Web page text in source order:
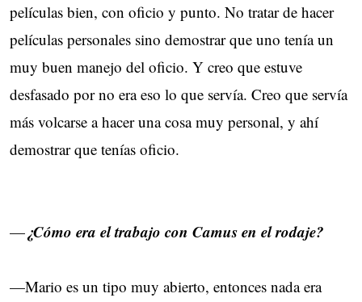
películas bien, con oficio y punto. No tratar de hacer
películas personales sino demostrar que uno tenía un
muy buen manejo del oficio. Y creo que estuve
desfasado por no era eso lo que servía. Creo que servía
más volcarse a hacer una cosa muy personal, y ahí
demostrar que tenías oficio.
—¿Cómo era el trabajo con Camus en el rodaje?
—Mario es un tipo muy abierto, entonces nada era